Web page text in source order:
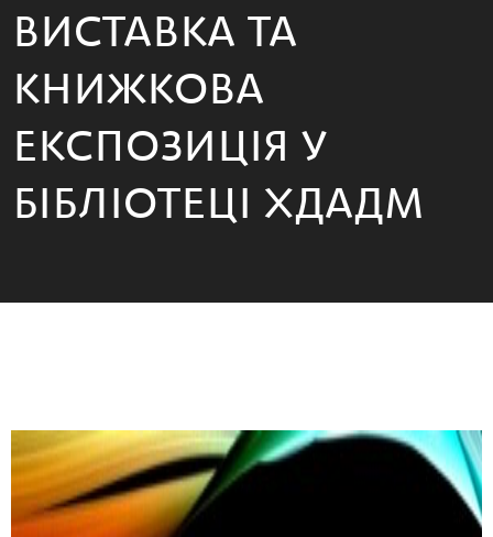
ВИСТАВКА ТА
КНИЖКОВА
ЕКСПОЗИЦІЯ У
БІБЛІОТЕЦІ ХДАДМ